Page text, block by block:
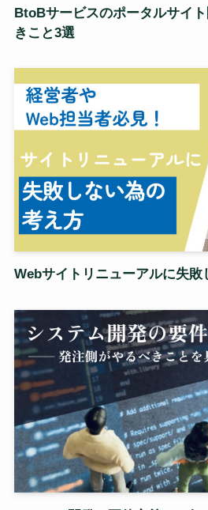
BtoBサービスのポータルサイ
きこと3選
Webサイトリニューアルに失敗